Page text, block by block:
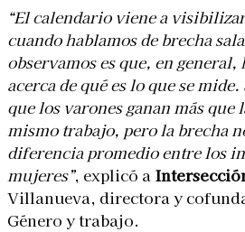
“El calendario viene a
cuando hablamos de brecha
observamos es que, en general,
acerca de qué es lo que se
que los varones ganan más que
mismo trabajo, pero la brecha
diferencia promedio entre los
mujeres”, explicó a
Villanueva, directora y
Género y trabajo.